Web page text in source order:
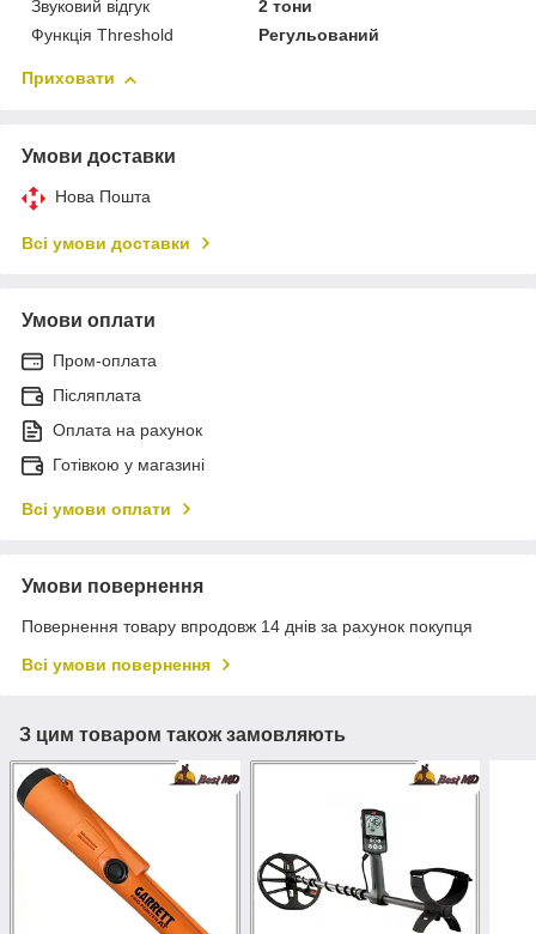
Звуковий відгук
2 тони
Функція Threshold
Регульований
Приховати
Умови доставки
Нова Пошта
Всі умови доставки
Умови оплати
Пром-оплата
Післяплата
Оплата на рахунок
Готівкою у магазині
Всі умови оплати
Умови повернення
Повернення товару впродовж 14 днів за рахунок покупця
Всі умови повернення
З цим товаром також замовляють